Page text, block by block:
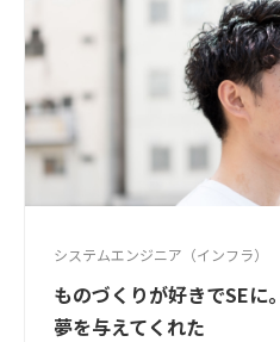
システムエンジニア（インフラ）
ものづくりが好きでSEに
夢を与えてくれた